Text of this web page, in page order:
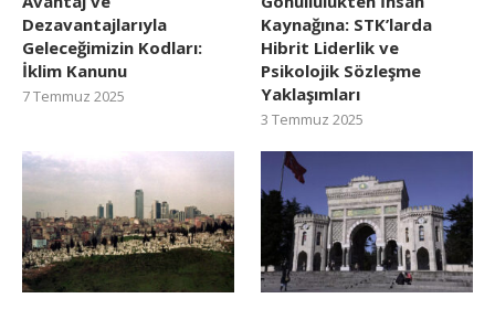
Dezavantajlarıyla
Geleceğimizin Kodları:
İklim Kanunu
7 Temmuz 2025
Kaynağına: STK’larda
Hibrit Liderlik ve
Psikolojik Sözleşme
Yaklaşımları
3 Temmuz 2025